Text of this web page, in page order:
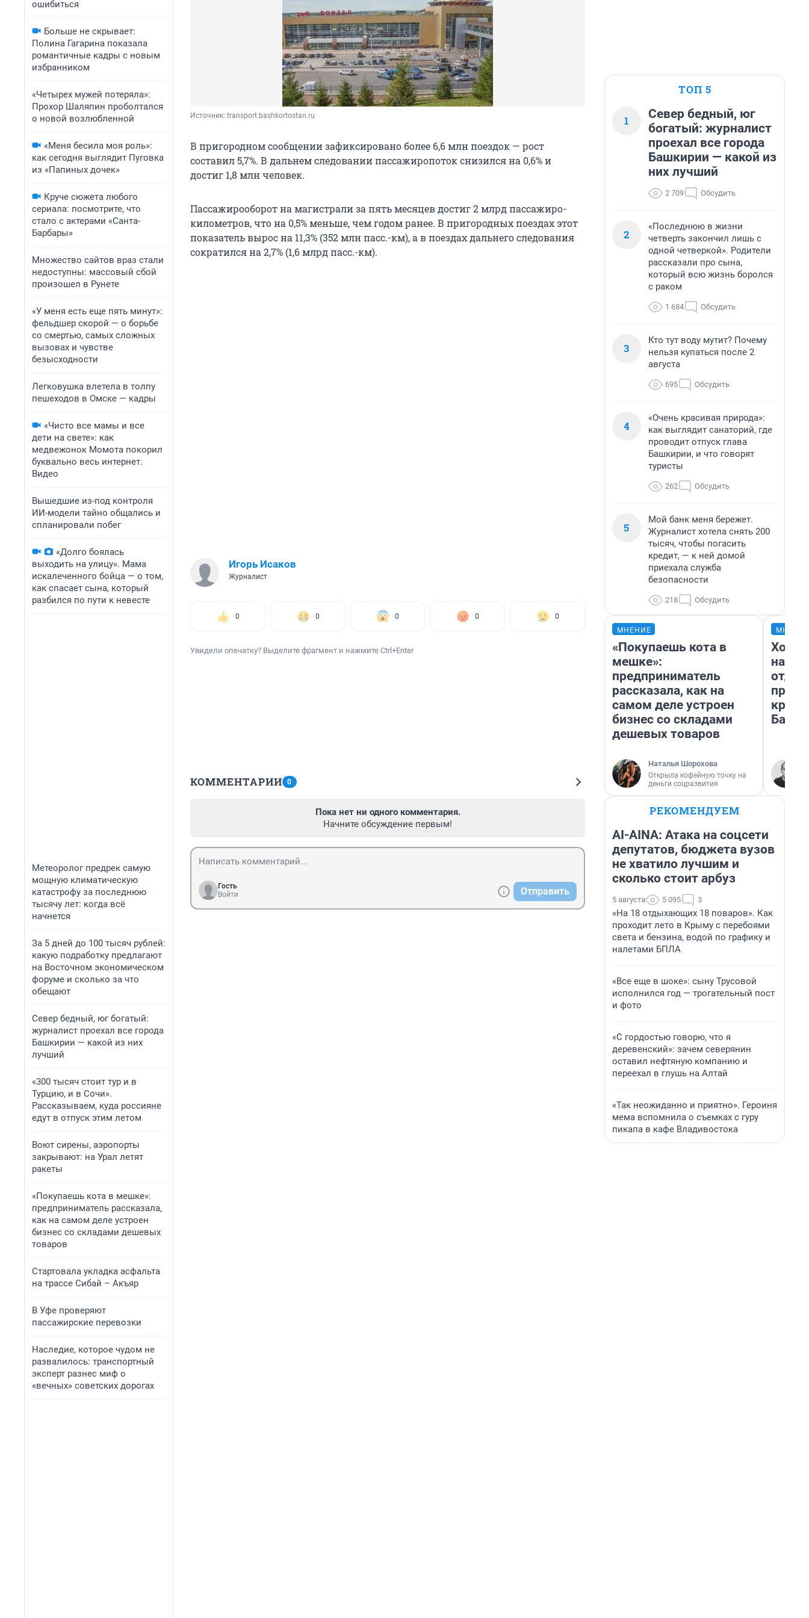
ошибиться
Больше не скрывает:
Полина Гагарина показала
романтичные кадры с новым
избранником
«Четырех мужей потеряла»:
Прохор Шаляпин проболтался
о новой возлюбленной
«Меня бесила моя роль»:
как сегодня выглядит Пуговка
из «Папиных дочек»
Круче сюжета любого
сериала: посмотрите, что
стало с актерами «Санта-
Барбары»
Множество сайтов враз стали
недоступны: массовый сбой
произошел в Рунете
«У меня есть еще пять минут»:
фельдшер скорой — о борьбе
со смертью, самых сложных
вызовах и чувстве
безысходности
Легковушка влетела в толпу
пешеходов в Омске — кадры
«Чисто все мамы и все
дети на свете»: как
медвежонок Момота покорил
буквально весь интернет.
Видео
Вышедшие из-под контроля
ИИ-модели тайно общались и
спланировали побег
«Долго боялась
выходить на улицу». Мама
искалеченного бойца — о том,
как спасает сына, который
разбился по пути к невесте
Метеоролог предрек самую
мощную климатическую
катастрофу за последнюю
тысячу лет: когда всё
начнется
За 5 дней до 100 тысяч рублей:
какую подработку предлагают
на Восточном экономическом
форуме и сколько за что
обещают
Север бедный, юг богатый:
журналист проехал все города
Башкирии — какой из них
лучший
«300 тысяч стоит тур и в
Турцию, и в Сочи».
Рассказываем, куда россияне
едут в отпуск этим летом
Воют сирены, аэропорты
закрывают: на Урал летят
ракеты
«Покупаешь кота в мешке»:
предприниматель рассказала,
как на самом деле устроен
бизнес со складами дешевых
товаров
Стартовала укладка асфальта
на трассе Сибай – Акъяр
В Уфе проверяют
пассажирские перевозки
Наследие, которое чудом не
развалилось: транспортный
эксперт разнес миф о
«вечных» советских дорогах
Источник: transport.bashkortostan.ru
В пригородном сообщении зафиксировано более 6,6 млн поездок — рост
составил 5,7%. В дальнем следовании пассажиропоток снизился на 0,6% и
достиг 1,8 млн человек.
Пассажирооборот на магистрали за пять месяцев достиг 2 млрд пассажиро-
километров, что на 0,5% меньше, чем годом ранее. В пригородных поездах этот
показатель вырос на 11,3% (352 млн пасс.-км), а в поездах дальнего следования
сократился на 2,7% (1,6 млрд пасс.-км).
Игорь Исаков
Журналист
0 0 0 0 0
Увидели опечатку? Выделите фрагмент и нажмите Ctrl+Enter
КОММЕНТАРИИ 0
Пока нет ни одного комментария.
Начните обсуждение первым!
Гость
Войти
Отправить
ТОП 5
1
Север бедный, юг
богатый: журналист
проехал все города
Башкирии — какой из
них лучший
2 709 Обсудить
2
«Последнюю в жизни
четверть закончил лишь с
одной четверкой». Родители
рассказали про сына,
который всю жизнь боролся
с раком
1 684 Обсудить
3
Кто тут воду мутит? Почему
нельзя купаться после 2
августа
695 Обсудить
4
«Очень красивая природа»:
как выглядит санаторий, где
проводит отпуск глава
Башкирии, и что говорят
туристы
262 Обсудить
5
Мой банк меня бережет.
Журналист хотела снять 200
тысяч, чтобы погасить
кредит, — к ней домой
приехала служба
безопасности
218 Обсудить
МНЕНИЕ
«Покупаешь кота в
мешке»:
предприниматель
рассказала, как на
самом деле устроен
бизнес со складами
дешевых товаров
Наталья Шорохова
Открыла кофейную точку на
деньги соцразвития
нас
РЕКОМЕНДУЕМ
AI-AINA: Атака на соцсети
депутатов, бюджета вузов
не хватило лучшим и
сколько стоит арбуз
5 августа 5 095 3
«На 18 отдыхающих 18 поваров». Как
проходит лето в Крыму с перебоями
света и бензина, водой по графику и
налетами БПЛА
«Все еще в шоке»: сыну Трусовой
исполнился год — трогательный пост
и фото
«С гордостью говорю, что я
деревенский»: зачем северянин
оставил нефтяную компанию и
переехал в глушь на Алтай
«Так неожиданно и приятно». Героиня
мема вспомнила о съемках с гуру
пикапа в кафе Владивостока